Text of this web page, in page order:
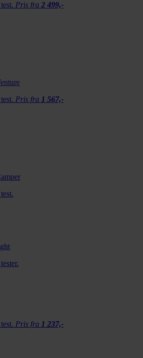
test. Pris fra 2 499,-
test. Pris fra 1 567,-
test.
tester.
test. Pris fra 1 237,-